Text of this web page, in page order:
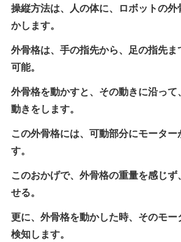
操縦方法は、人の体に、ロボットの
かします。
外骨格は、手の指先から、足の指先
可能。
外骨格を動かすと、その動きに沿っ
動きをします。
この外骨格には、可動部分にモータ
す。
このおかげで、外骨格の重量を感じ
せる。
更に、外骨格を動かした時、そのモ
検知します。